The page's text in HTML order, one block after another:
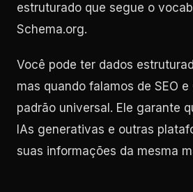
estruturado que segue o
Schema.org.
Você pode ter dados
mas quando falamos de SEO e
padrão universal. Ele garante
IAs generativas e outras
suas informações da mesma